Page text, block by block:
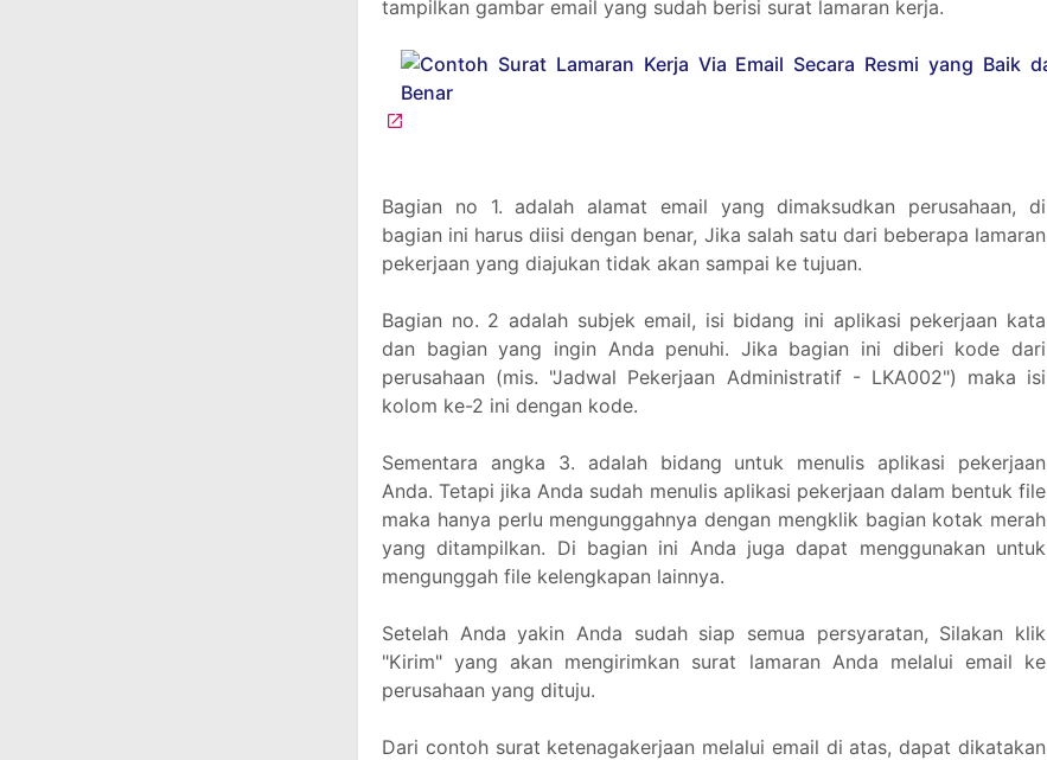
tampilkan gambar email yang sudah berisi surat lamaran kerja.
Bagian no 1. adalah alamat email yang dimaksudkan perusahaan, di
bagian ini harus diisi dengan benar, Jika salah satu dari beberapa lamaran
pekerjaan yang diajukan tidak akan sampai ke tujuan.
Bagian no. 2 adalah subjek email, isi bidang ini aplikasi pekerjaan kata
dan bagian yang ingin Anda penuhi. Jika bagian ini diberi kode dari
perusahaan (mis. "Jadwal Pekerjaan Administratif - LKA002") maka isi
kolom ke-2 ini dengan kode.
Sementara angka 3. adalah bidang untuk menulis aplikasi pekerjaan
Anda. Tetapi jika Anda sudah menulis aplikasi pekerjaan dalam bentuk file
maka hanya perlu mengunggahnya dengan mengklik bagian kotak merah
yang ditampilkan. Di bagian ini Anda juga dapat menggunakan untuk
mengunggah file kelengkapan lainnya.
Setelah Anda yakin Anda sudah siap semua persyaratan, Silakan klik
"Kirim" yang akan mengirimkan surat lamaran Anda melalui email ke
perusahaan yang dituju.
Dari contoh surat ketenagakerjaan melalui email di atas, dapat dikatakan